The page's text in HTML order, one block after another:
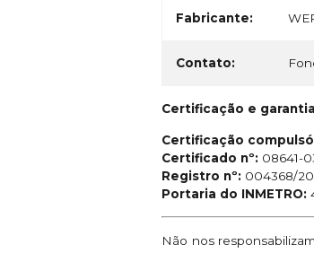
Fabricante:
Contato:
Certificação e garantia
Certificação
Certificado nº: 08641-
Registro nº: 004368/
Portaria do INMETRO:
Não nos